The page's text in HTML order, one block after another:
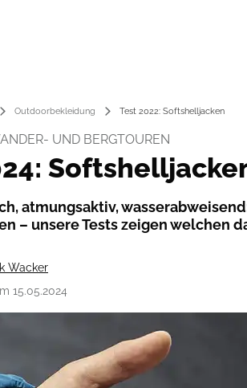
Outdoorbekleidung Test 2022: Softshelljacken
UND BERGTOUREN
atmungsaktiv,
– unsere Tests zeigen welchen
Wacker
15.05.2024